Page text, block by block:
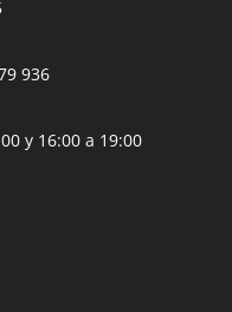
936
y 16:00 a 19:00